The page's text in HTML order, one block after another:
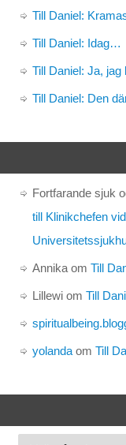
Till Daniel:
Till Daniel: Idag…
Till Daniel: Ja,
Till Daniel: Den
Fortfarande sjuk
till Klinikchefen
Annikaom Till
Lillewiom Till
yolandaom Till